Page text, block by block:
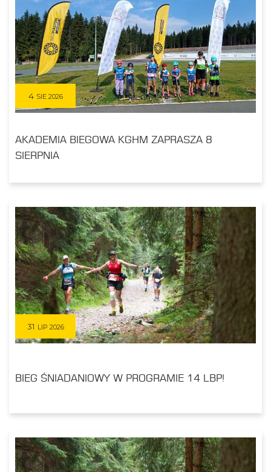
4 SIE 2026
AKADEMIA BIEGOWA KGHM ZAPRASZA 8
SIERPNIA
31 LIP 2026
BIEG ŚNIADANIOWY W PROGRAMIE 14 LBP!